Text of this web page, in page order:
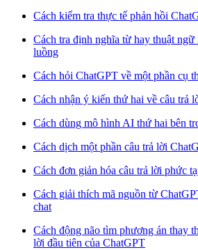
Cách kiểm tra thực tế phản hồi
Cách tra định nghĩa từ hay thuật ngữ
luồng
Cách hỏi ChatGPT về một phần cụ
Cách nhận ý kiến thứ hai về câu trả
Cách dùng mô hình AI thứ hai bên
Cách dịch một phần câu trả lời
Cách đơn giản hóa câu trả lời phức
Cách giải thích mã nguồn từ
chat
Cách động não tìm phương án thay
lời đầu tiên của ChatGPT